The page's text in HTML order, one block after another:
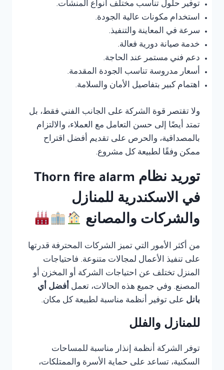
توفير حلول تناسب مختلف أنواع المنشآت.
استخدام مكونات عالية الجودة.
سرعة في المعاينة والتنفيذ.
خدمة صيانة دورية فعالة.
دعم فني مستمر عند الحاجة.
أسعار مدروسة تناسب الجودة المقدمة.
اهتمام كبير بتفاصيل الأمان والسلامة.
ولا تقتصر قوة الشركة على الجانب الفني فقط، بل
تمتد أيضًا إلى حسن التعامل مع العملاء، والالتزام
بالمصداقية، والحرص على تقديم أفضل اقتراح
ممكن وفقًا لطبيعة كل مشروع.
توريد نظام Thorn fire alarm
في الاسكندرية للمنازل
والشركات والمصانع
من أكثر الأمور التي تميز الشركات المحترفة قدرتها
على تنفيذ الأعمال لمجالات متنوعة. فاحتياجات
المنزل تختلف عن احتياجات الشركة أو المخزن أو
المصنع. وفي جميع هذه الحالات، تعمل أفضل أي
بانل على توفير أنظمة مناسبة لطبيعة كل مكان.
للمنازل والفلل
توفر الشركة أنظمة إنذار مناسبة للمساحات
السكنية، تساعد على حماية الأسرة والممتلكات،